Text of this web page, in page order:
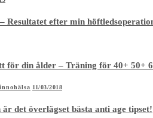
Resultatet efter min
för din ålder – Träning för 40+ 50+
11/03/2018
det överlägset bästa anti age tipset!